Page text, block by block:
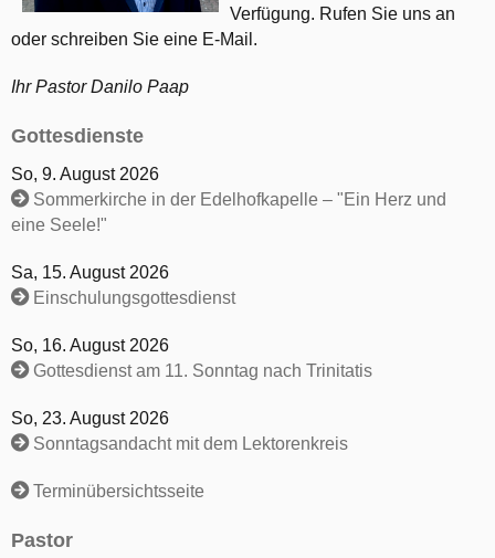
Verfügung. Rufen Sie uns an
oder schreiben Sie eine E-Mail.
Ihr Pastor Danilo Paap
Gottesdienste
So, 9. August 2026
Sommerkirche in der Edelhofkapelle – "Ein Herz und
eine Seele!"
Sa, 15. August 2026
Einschulungsgottesdienst
So, 16. August 2026
Gottesdienst am 11. Sonntag nach Trinitatis
So, 23. August 2026
Sonntagsandacht mit dem Lektorenkreis
Terminübersichtsseite
Pastor